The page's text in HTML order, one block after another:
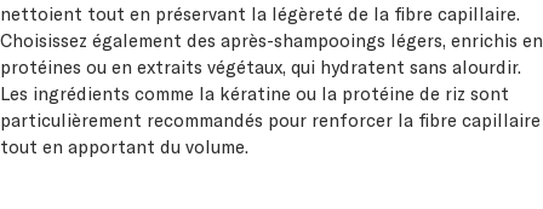
nettoient tout en préservant la légèreté de la fibre capillaire.
Choisissez également des après-shampooings légers, enrichis en
protéines ou en extraits végétaux, qui hydratent sans alourdir.
Les ingrédients comme la kératine ou la protéine de riz sont
particulièrement recommandés pour renforcer la fibre capillaire
tout en apportant du volume.